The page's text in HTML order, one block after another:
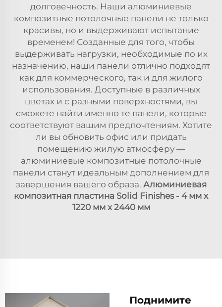
долговечность. Наши алюминиевые
композитные потолочные панели не только
красивы, но и выдерживают испытание
временем! Созданные для того, чтобы
выдерживать нагрузки, необходимые по их
назначению, наши панели отлично подходят
как для коммерческого, так и для жилого
использования. Доступные в различных
цветах и с разными поверхностями, вы
сможете найти именно те панели, которые
соответствуют вашим предпочтениям. Хотите
ли вы обновить офис или придать
помещению жилую атмосферу —
алюминиевые композитные потолочные
панели станут идеальным дополнением для
завершения вашего образа. Алюминиевая
композитная пластина Solid Finishes - 4 мм x
1220 мм x 2440 мм
Поднимите